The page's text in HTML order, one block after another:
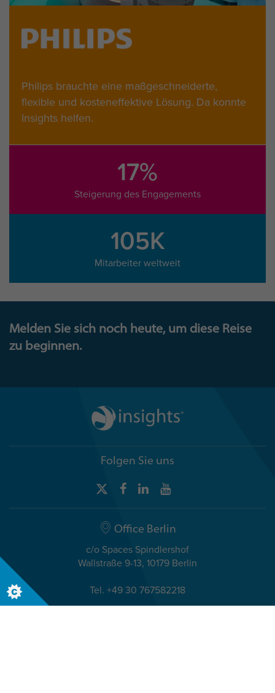
Philips brauchte eine maßgeschneiderte,
flexible und kosteneffektive Lösung. Da konnte
Insights helfen.
17%
Steigerung des Engagements
105K
Mitarbeiter weltweit
Melden Sie sich noch heute, um diese Reise
zu beginnen.
Folgen Sie uns
Office Berlin
c/o Spaces Spindlershof
Wallstraße 9-13, 10179 Berlin
Tel. +49 30 767582218